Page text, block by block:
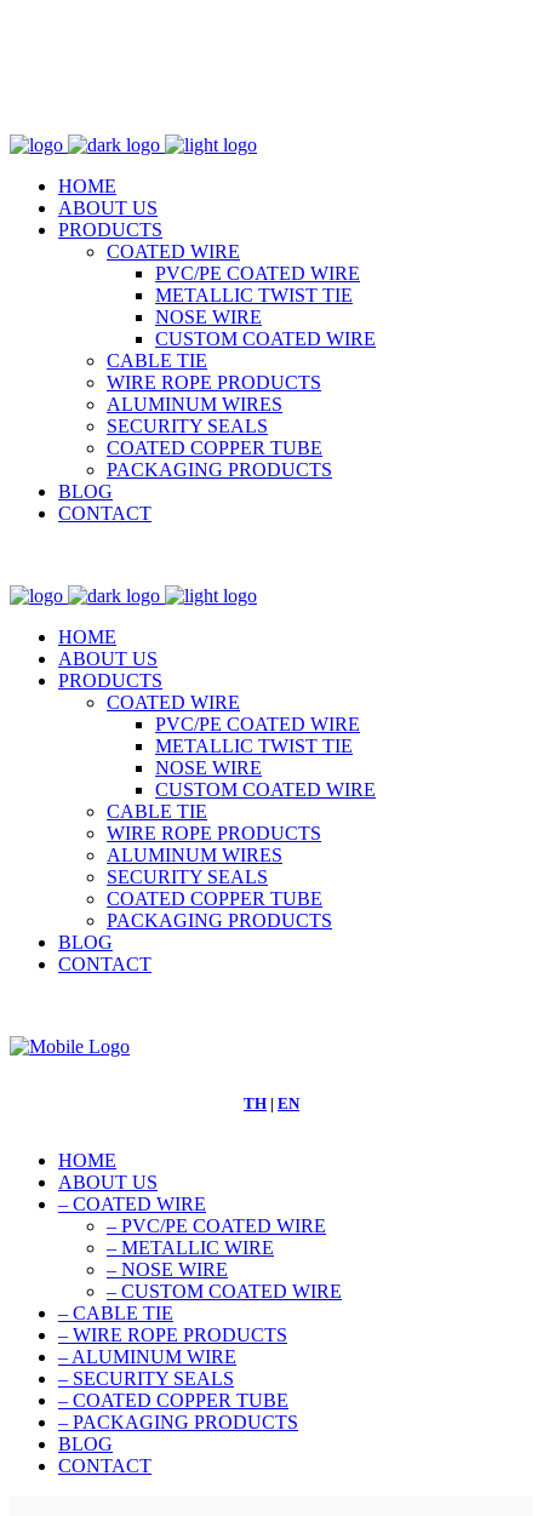
HOME
ABOUT US
PRODUCTS
COATED WIRE
PVC/PE COATED WIRE
METALLIC TWIST TIE
NOSE WIRE
CUSTOM COATED WIRE
CABLE TIE
WIRE ROPE PRODUCTS
ALUMINUM WIRES
SECURITY SEALS
COATED COPPER TUBE
PACKAGING PRODUCTS
BLOG
CONTACT
HOME
ABOUT US
PRODUCTS
COATED WIRE
PVC/PE COATED WIRE
METALLIC TWIST TIE
NOSE WIRE
CUSTOM COATED WIRE
CABLE TIE
WIRE ROPE PRODUCTS
ALUMINUM WIRES
SECURITY SEALS
COATED COPPER TUBE
PACKAGING PRODUCTS
BLOG
CONTACT
TH | EN
HOME
ABOUT US
– COATED WIRE
– PVC/PE COATED WIRE
– METALLIC WIRE
– NOSE WIRE
– CUSTOM COATED WIRE
– CABLE TIE
– WIRE ROPE PRODUCTS
– ALUMINUM WIRE
– SECURITY SEALS
– COATED COPPER TUBE
– PACKAGING PRODUCTS
BLOG
CONTACT